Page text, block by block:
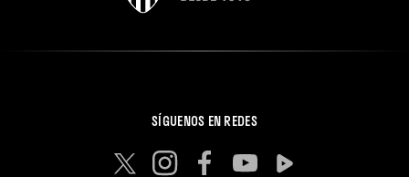
SÍGUENOS EN REDES